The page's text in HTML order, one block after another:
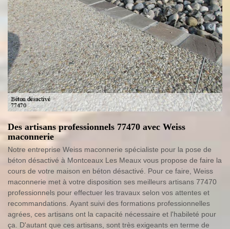
Des artisans professionnels 77470 avec Weiss
maconnerie
Notre entreprise Weiss maconnerie spécialiste pour la pose de
béton désactivé à Montceaux Les Meaux vous propose de faire la
cours de votre maison en béton désactivé. Pour ce faire, Weiss
maconnerie met à votre disposition ses meilleurs artisans 77470
professionnels pour effectuer les travaux selon vos attentes et
recommandations. Ayant suivi des formations professionnelles
agrées, ces artisans ont la capacité nécessaire et l'habileté pour
ça. D'autant que ces artisans, sont très exigeants en terme de